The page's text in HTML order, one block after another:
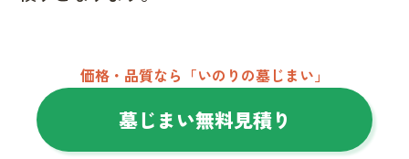
価格・品質なら「いのりの墓じまい」
墓じまい無料見積り